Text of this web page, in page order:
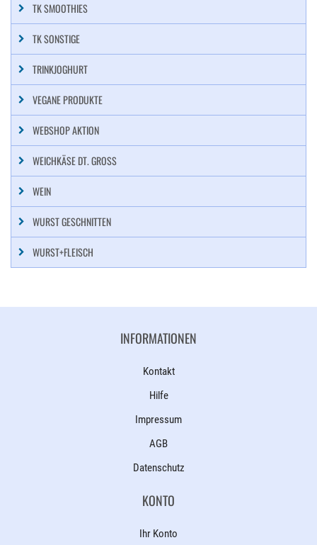
TK SMOOTHIES
TK SONSTIGE
TRINKJOGHURT
VEGANE PRODUKTE
WEBSHOP AKTION
WEICHKÄSE DT. GROSS
WEIN
WURST GESCHNITTEN
WURST+FLEISCH
INFORMATIONEN
Kontakt
Hilfe
Impressum
AGB
Datenschutz
KONTO
Ihr Konto